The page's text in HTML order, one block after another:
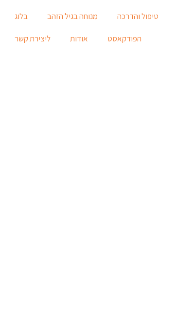
טיפול והדרכה מנוחה בגיל הזהב בלוג
הפודקאסט אודות ליצירת קשר